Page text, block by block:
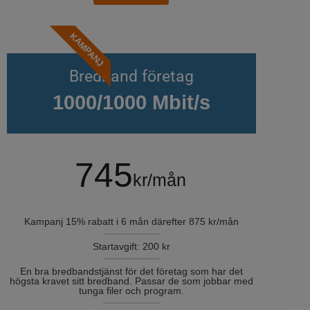
KAMPANJ
Bredband företag
1000/1000 Mbit/s
745 kr/mån
Kampanj 15% rabatt i 6 mån därefter 875 kr/mån
Startavgift: 200 kr
En bra bredbandstjänst för det företag som har det
högsta kravet sitt bredband. Passar de som jobbar med
tunga filer och program.